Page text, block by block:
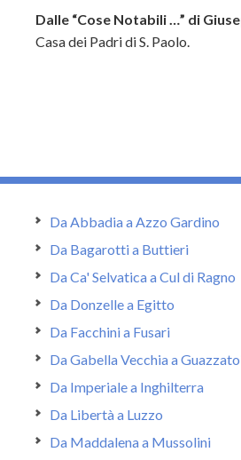
Dalle “Cose Notabili …” di
Casa dei Padri di S. Paolo.
Da Abbadia a Azzo Gardino
Da Bagarotti a Buttieri
Da Ca' Selvatica a Cul di Ragno
Da Donzelle a Egitto
Da Facchini a Fusari
Da Gabella Vecchia a
Da Imperiale a Inghilterra
Da Libertà a Luzzo
Da Maddalena a Mussolini